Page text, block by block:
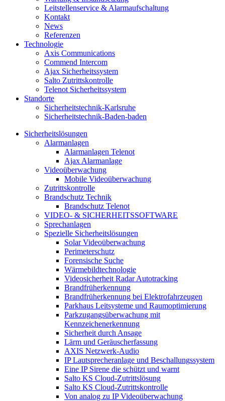
Leitstellenservice & Alarmaufschaltung
Kontakt
News
Referenzen
Technologie
Axis Communications
Commend Intercom
Ajax Sicherheitssystem​
Salto Zutrittskontrolle
Telenot Sicherheitssystem
Standorte
Sicherheitstechnik-Karlsruhe
Sicherheitstechnik-Baden-baden
Sicherheitslösungen
Alarmanlagen
Alarmanlagen Telenot
Ajax Alarmanlage
Videoüberwachung
Mobile Videoüberwachung
Zutrittskontrolle
Brandschutz Technik
Brandschutz Telenot
VIDEO- & SICHERHEITSSOFTWARE
Sprechanlagen
Spezielle Sicherheitslösungen
Solar Videoüberwachung
Perimeterschutz
Forensische Suche
Wärmebildtechnologie
Videosicherheit Radar Autotracking​
Brandfrüherkennung
Brandfrüherkennung bei Elektrofahrzeugen
Parkhaus Leitsysteme und Raumoptimierung
Parkzugangsüberwachung mit
Kennzeichenerkennung
Sicherheit durch Ansage
Lärm und Geräuscherfassung
AXIS Netzwerk-Audio
IP Lautsprecheranlage und Beschallungssystem
Eine IP Sirene die schützt und warnt
Salto KS Cloud-Zutrittslösung
Salto KS Cloud-Zutrittskontrolle
Von analog zu IP Videoüberwachung